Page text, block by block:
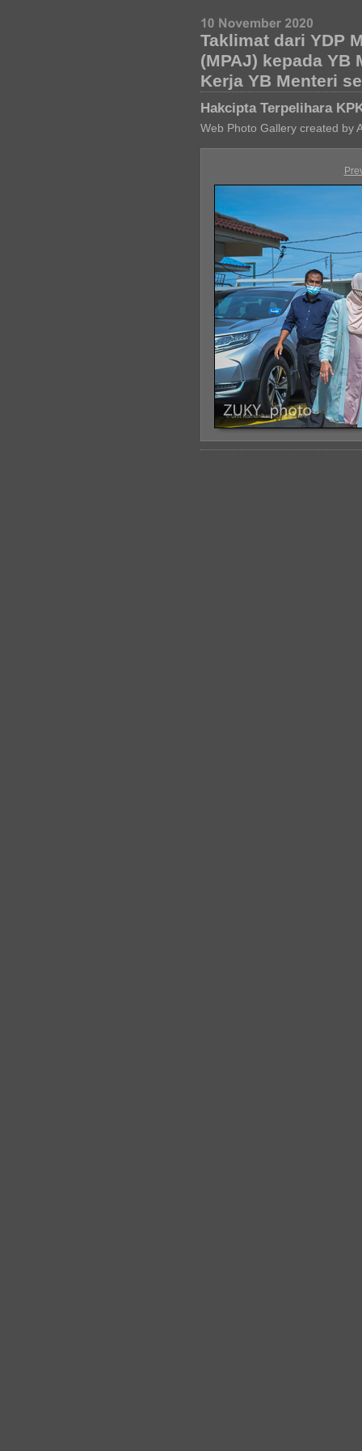
Taklimat dari YDP
(MPAJ) kepada YB
Kerja YB Menteri
Hakcipta Terpelihara
Web Photo Gallery created by